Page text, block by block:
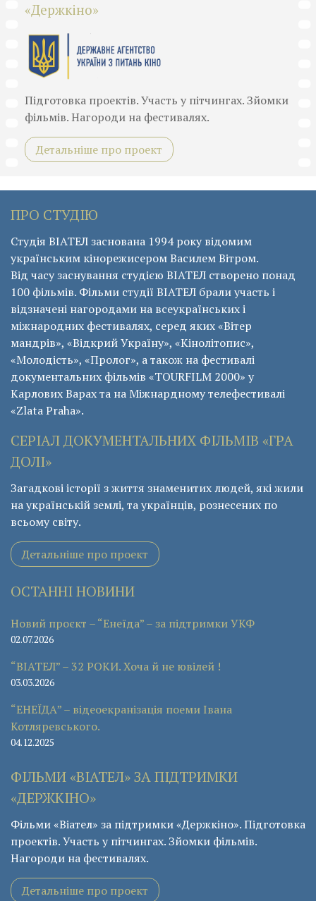
«Держкіно»
Підготовка проектів. Участь у пітчингах. Зйомки
фільмів. Нагороди на фестивалях.
Детальніше про проект
ПРО СТУДІЮ
Студія ВІАТЕЛ заснована 1994 року відомим
українським кінорежисером Василем Вітром.
Від часу заснування студією ВІАТЕЛ створено понад
100 фільмів. Фільми студії ВІАТЕЛ брали участь і
відзначені нагородами на всеукраїнських і
міжнародних фестивалях, серед яких «Вітер
мандрів», «Відкрий Україну», «Кінолітопис»,
«Молодість», «Пролог», а також на фестивалі
документальних фільмів «ТОURFILM 2000» у
Карлових Варах та на Міжнардному телефестивалі
«Zlata Praha».
СЕРІАЛ ДОКУМЕНТАЛЬНИХ ФІЛЬМІВ «ГРА
ДОЛІ»
Загадкові історії з життя знаменитих людей, які жили
на українській землі, та українців, рознесених по
всьому світу.
Детальніше про проект
ОСТАННІ НОВИНИ
Новий проєкт – “Енеїда” – за підтримки УКФ
02.07.2026
“ВІАТЕЛ” – 32 РОКИ. Хоча й не ювілей !
03.03.2026
“ЕНЕЇДА” – відеоекранізація поеми Івана
Котляревського.
04.12.2025
ФІЛЬМИ «ВІАТЕЛ» ЗА ПІДТРИМКИ
«ДЕРЖКІНО»
Фільми «Віател» за підтримки «Держкіно». Підготовка
проектів. Участь у пітчингах. Зйомки фільмів.
Нагороди на фестивалях.
Детальніше про проект